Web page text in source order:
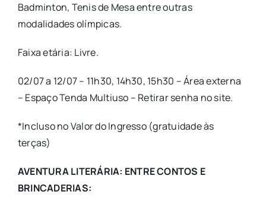
Badminton, Tenis de Mesa entre outras
modalidades olímpicas.
Faixa etária: Livre.
02/07 a 12/07 – 11h30, 14h30, 15h30 – Área externa
– Espaço Tenda Multiuso – Retirar senha no site.
*Incluso no Valor do Ingresso (gratuidade às
terças)
AVENTURA LITERÁRIA: ENTRE CONTOS E
BRINCADERIAS: